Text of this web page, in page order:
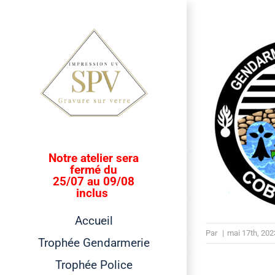
Notre atelier sera
fermé du
25/07 au 09/08
inclus
Accueil
Trophée Gendarmerie
Trophée Police
Par | mai 17th,